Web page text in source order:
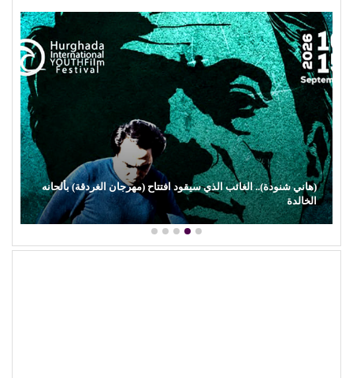
(هاني شنودة).. الغائب الذي سيقود افتتاح (مهرجان الغردقة) بألحانه
الخالدة